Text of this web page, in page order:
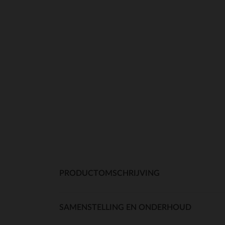
PRODUCTOMSCHRIJVING
SAMENSTELLING EN ONDERHOUD